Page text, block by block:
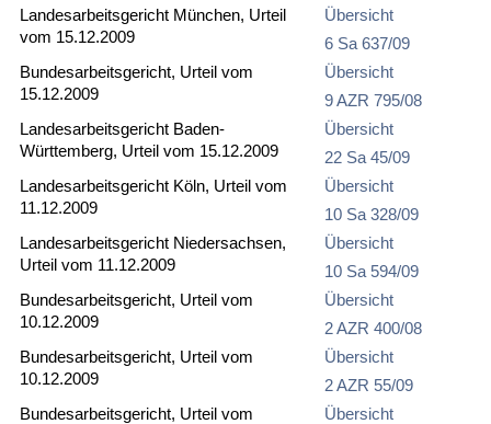
Landesarbeitsgericht München, Urteil
vom 15.12.2009
Übersicht
6 Sa 637/09
Bundesarbeitsgericht, Urteil vom
15.12.2009
Übersicht
9 AZR 795/08
Landesarbeitsgericht Baden-
Württemberg, Urteil vom 15.12.2009
Übersicht
22 Sa 45/09
Landesarbeitsgericht Köln, Urteil vom
11.12.2009
Übersicht
10 Sa 328/09
Landesarbeitsgericht Niedersachsen,
Urteil vom 11.12.2009
Übersicht
10 Sa 594/09
Bundesarbeitsgericht, Urteil vom
10.12.2009
Übersicht
2 AZR 400/08
Bundesarbeitsgericht, Urteil vom
10.12.2009
Übersicht
2 AZR 55/09
Bundesarbeitsgericht, Urteil vom
Übersicht